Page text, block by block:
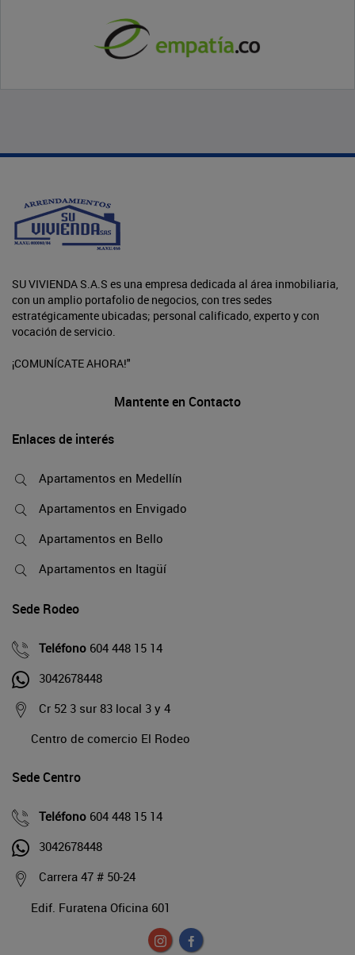
SU VIVIENDA S.A.S es una empresa dedicada al área inmobiliaria,
con un amplio portafolio de negocios, con tres sedes
estratégicamente ubicadas; personal calificado, experto y con
vocación de servicio.
¡COMUNÍCATE AHORA!"
Mantente en Contacto
Enlaces de interés
Apartamentos en Medellín
Apartamentos en Envigado
Apartamentos en Bello
Apartamentos en Itagüí
Sede Rodeo
Teléfono 604 448 15 14
3042678448
Cr 52 3 sur 83 local 3 y 4
Centro de comercio El Rodeo
Sede Centro
Teléfono 604 448 15 14
3042678448
Carrera 47 # 50-24
Edif. Furatena Oficina 601